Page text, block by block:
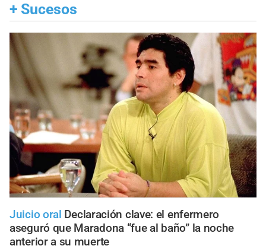
+ Sucesos
Juicio oral Declaración clave: el enfermero
aseguró que Maradona “fue al baño” la noche
anterior a su muerte